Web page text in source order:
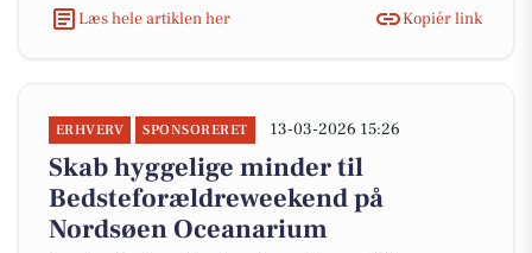
Læs hele artiklen her
Kopiér link
ERHVERV SPONSORERET 13-03-2026 15:26
Skab hyggelige minder til
Bedsteforældreweekend på
Nordsøen Oceanarium